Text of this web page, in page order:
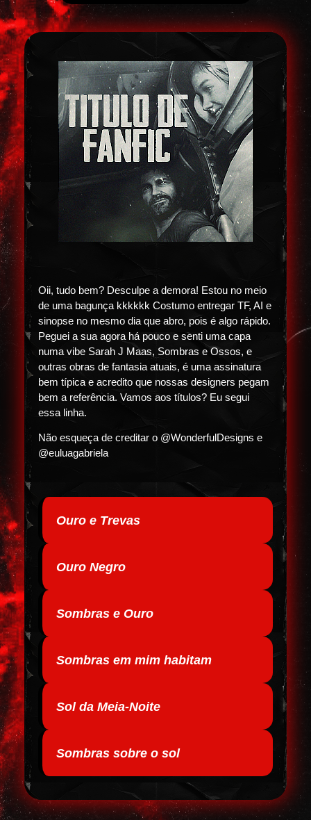
Oii, tudo bem? Desculpe a demora! Estou no meio
de uma bagunça kkkkkk Costumo entregar TF, AI e
sinopse no mesmo dia que abro, pois é algo rápido.
Peguei a sua agora há pouco e senti uma capa
numa vibe Sarah J Maas, Sombras e Ossos, e
outras obras de fantasia atuais, é uma assinatura
bem típica e acredito que nossas designers pegam
bem a referência. Vamos aos títulos? Eu segui
essa linha.
Não esqueça de creditar o @WonderfulDesigns e
@euluagabriela
Ouro e Trevas
Ouro Negro
Sombras e Ouro
Sombras em mim habitam
Sol da Meia-Noite
Sombras sobre o sol